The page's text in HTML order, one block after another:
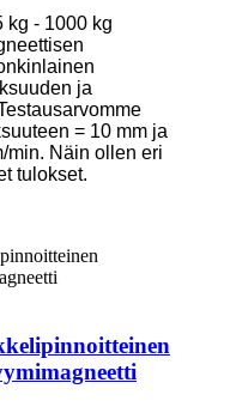
kg - 1000 kg
ja
= 10 mm ja
min. Näin ollen eri
tulokset.